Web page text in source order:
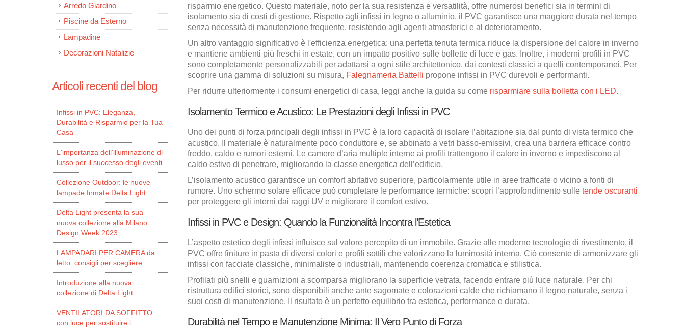
Arredo Giardino
Piscine da Esterno
Lampadine
Decorazioni Natalizie
Articoli recenti del blog
Infissi in PVC: Eleganza,
Durabilità e Risparmio per la Tua
Casa
L'importanza dell'illuminazione di
lusso per il successo degli eventi
Collezione Outdoor: le nuove
lampade firmate Delta Light
Delta Light presenta la sua
nuova collezione alla Milano
Design Week 2023
LAMPADARI PER CAMERA da
letto: consigli per scegliere
Introduzione alla nuova
collezione di Delta Light
VENTILATORI DA SOFFITTO
con luce per sostituire i
risparmio energetico. Questo materiale, noto per la sua resistenza e versatilità, offre numerosi benefici sia in termini di
isolamento sia di costi di gestione. Rispetto agli infissi in legno o alluminio, il PVC garantisce una maggiore durata nel tempo
senza necessità di manutenzione frequente, resistendo agli agenti atmosferici e al deterioramento.
Un altro vantaggio significativo è l'efficienza energetica: una perfetta tenuta termica riduce la dispersione del calore in inverno
e mantiene ambienti più freschi in estate, con un impatto positivo sulle bollette di luce e gas. Inoltre, i moderni profili in PVC
sono completamente personalizzabili per adattarsi a ogni stile architettonico, dai contesti classici a quelli contemporanei. Per
scoprire una gamma di soluzioni su misura, Falegnameria Battelli propone infissi in PVC durevoli e performanti.
Per ridurre ulteriormente i consumi energetici di casa, leggi anche la guida su come risparmiare sulla bolletta con i LED.
Isolamento Termico e Acustico: Le Prestazioni degli Infissi in PVC
Uno dei punti di forza principali degli infissi in PVC è la loro capacità di isolare l’abitazione sia dal punto di vista termico che
acustico. Il materiale è naturalmente poco conduttore e, se abbinato a vetri basso-emissivi, crea una barriera efficace contro
freddo, caldo e rumori esterni. Le camere d’aria multiple interne ai profili trattengono il calore in inverno e impediscono al
caldo estivo di penetrare, migliorando la classe energetica dell’edificio.
L’isolamento acustico garantisce un comfort abitativo superiore, particolarmente utile in aree trafficate o vicino a fonti di
rumore. Uno schermo solare efficace può completare le performance termiche: scopri l’approfondimento sulle tende oscuranti
per proteggere gli interni dai raggi UV e migliorare il comfort estivo.
Infissi in PVC e Design: Quando la Funzionalità Incontra l’Estetica
L’aspetto estetico degli infissi influisce sul valore percepito di un immobile. Grazie alle moderne tecnologie di rivestimento, il
PVC offre finiture in pasta di diversi colori e profili sottili che valorizzano la luminosità interna. Ciò consente di armonizzare gli
infissi con facciate classiche, minimaliste o industriali, mantenendo coerenza cromatica e stilistica.
Profilati più snelli e guarnizioni a scomparsa migliorano la superficie vetrata, facendo entrare più luce naturale. Per chi
ristruttura edifici storici, sono disponibili anche ante sagomate e colorazioni calde che richiamano il legno naturale, senza i
suoi costi di manutenzione. Il risultato è un perfetto equilibrio tra estetica, performance e durata.
Durabilità nel Tempo e Manutenzione Minima: Il Vero Punto di Forza